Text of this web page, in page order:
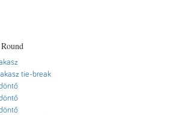
tie-break